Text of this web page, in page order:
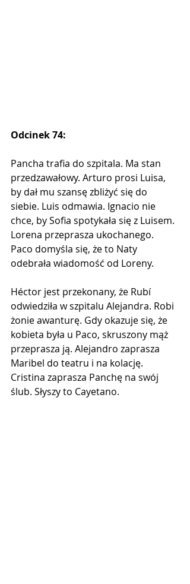
Odcinek 74:
Pancha trafia do szpitala. Ma stan
przedzawałowy. Arturo prosi Luisa,
by dał mu szansę zbliżyć się do
siebie. Luis odmawia. Ignacio nie
chce, by Sofia spotykała się z Luisem.
Lorena przeprasza ukochanego.
Paco domyśla się, że to Naty
odebrała wiadomość od Loreny.
Héctor jest przekonany, że Rubí
odwiedziła w szpitalu Alejandra. Robi
żonie awanturę. Gdy okazuje się, że
kobieta była u Paco, skruszony mąż
przeprasza ją. Alejandro zaprasza
Maribel do teatru i na kolację.
Cristina zaprasza Panchę na swój
ślub. Słyszy to Cayetano.